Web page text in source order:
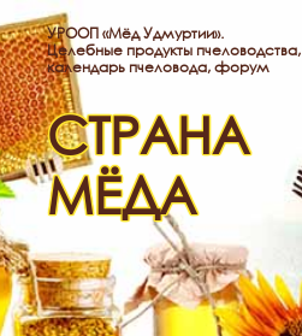
УРООП «Мёд Удмуртии».
Целебные продукты пчеловодства,
календарь пчеловода, форум
СТРАНА
МЁДА